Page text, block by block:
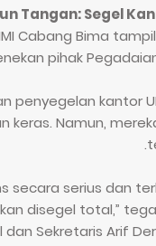
Tangan: Segel
Cabang Bima
pihak
penyegelan kantor
Namun,
secara serius dan
disegel total,”
dan Sekretaris Arif